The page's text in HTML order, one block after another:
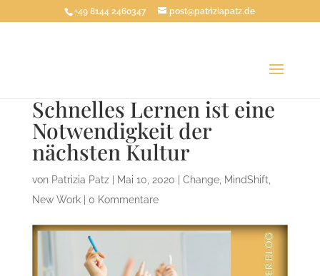
+49 8144 2460347 post@patriziapatz.de
Schnelles Lernen ist eine
Notwendigkeit der
nächsten Kultur
von Patrizia Patz| Mai 10, 2020 Change, MindShift
New Work| 0 Kommentare